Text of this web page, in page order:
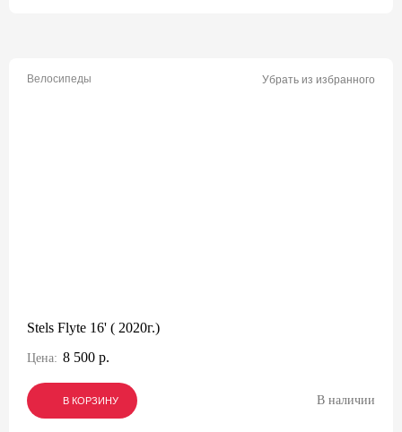
Велосипеды Убрать из избранного
Stels Flyte 16' ( 2020г.)
Цена: 8 500 р.
В КОРЗИНУ
В КОРЗИНУ
В КОРЗИНУ В наличии